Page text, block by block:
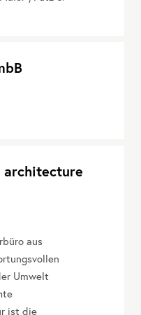
aus
Umwelt
ist die